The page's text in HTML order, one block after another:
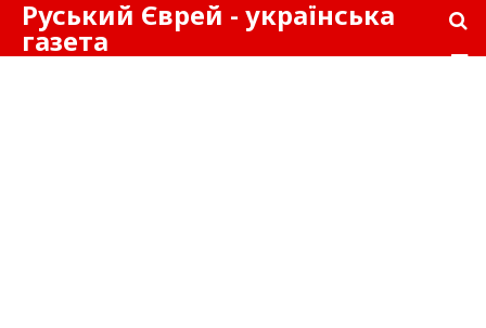
Руський Єврей - українська
газета